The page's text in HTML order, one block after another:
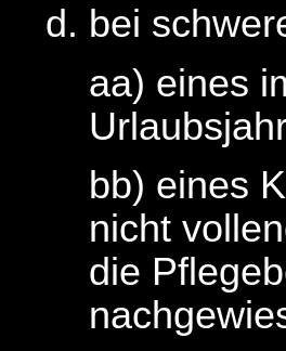
bei
aa) eines
bb) eines
nicht
die